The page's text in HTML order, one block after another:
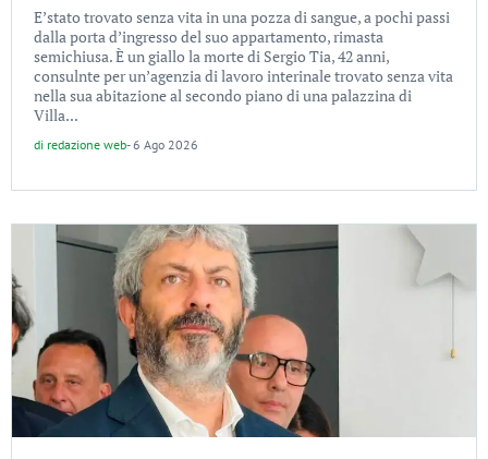
E’stato trovato senza vita in una pozza di sangue, a pochi passi
dalla porta d’ingresso del suo appartamento, rimasta
semichiusa. È un giallo la morte di Sergio Tia, 42 anni,
consulnte per un’agenzia di lavoro interinale trovato senza vita
nella sua abitazione al secondo piano di una palazzina di
Villa...
di redazione web-6 Ago 2026